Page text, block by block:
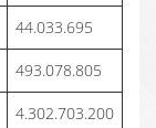
44.033.695
493.078.805
4.302.703.200